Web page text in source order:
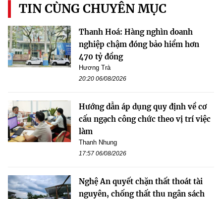
TIN CÙNG CHUYÊN MỤC
Thanh Hoá: Hàng nghìn doanh
nghiệp chậm đóng bảo hiểm hơn
470 tỷ đồng
Hương Trà
20:20 06/08/2026
Hướng dẫn áp dụng quy định về cơ
cấu ngạch công chức theo vị trí việc
làm
Thanh Nhung
17:57 06/08/2026
Nghệ An quyết chặn thất thoát tài
nguyên, chống thất thu ngân sách